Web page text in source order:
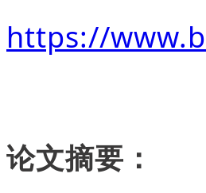
https://
论文摘要：